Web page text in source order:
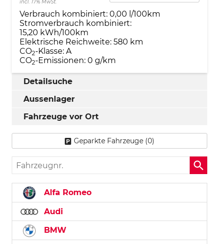
incl. 17% MwSt.
Verbrauch kombiniert: 0,00 l/100km
Stromverbrauch kombiniert:
15,20 kWh/100km
Elektrische Reichweite: 580 km
CO2-Klasse: A
CO2-Emissionen: 0 g/km
Detailsuche
Aussenlager
Fahrzeuge vor Ort
Geparkte Fahrzeuge (0)
Fahrzeugnr.
Alfa Romeo
Audi
BMW